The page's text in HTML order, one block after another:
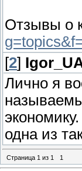
Отзывы о
[2]
Лично я
одна из
Страница 1 из 1 1